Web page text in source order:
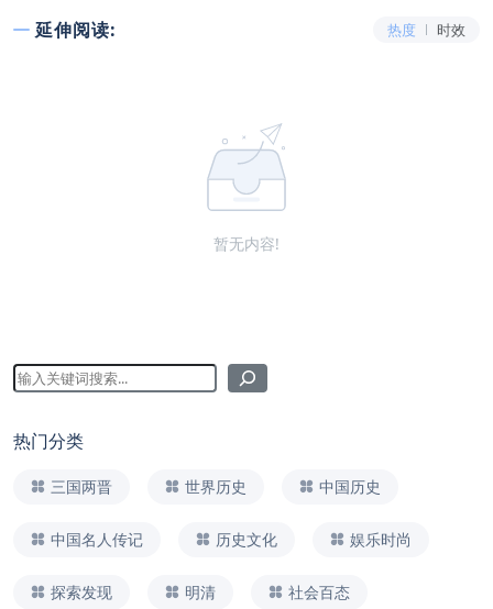
延伸阅读: 热度 时效
暂无内容!
热门分类
三国两晋 世界历史 中国历史
中国名人传记 历史文化 娱乐时尚
探索发现 明清 社会百态